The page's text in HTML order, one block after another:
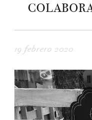
19 febrero 2020